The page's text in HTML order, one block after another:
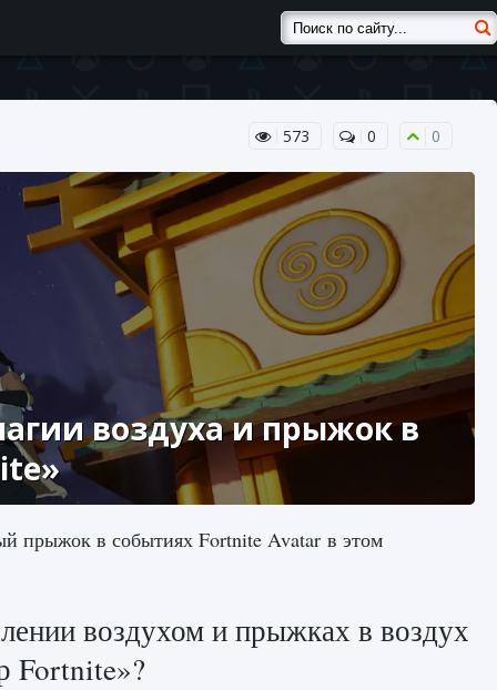
573 0 0
воздуха и прыжок в
прыжок в событиях Fortnite Avatar в этом
воздухом и прыжках в воздух
Fortnite»?